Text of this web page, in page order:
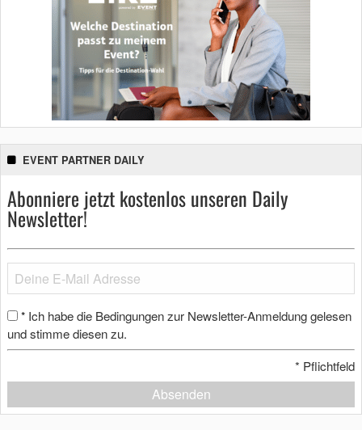
EVENT PARTNER DAILY
Abonniere jetzt kostenlos unseren Daily
Newsletter!
* Ich habe die Bedingungen zur Newsletter-Anmeldung gelesen
und stimme diesen zu.
* Pflichtfeld
Absenden